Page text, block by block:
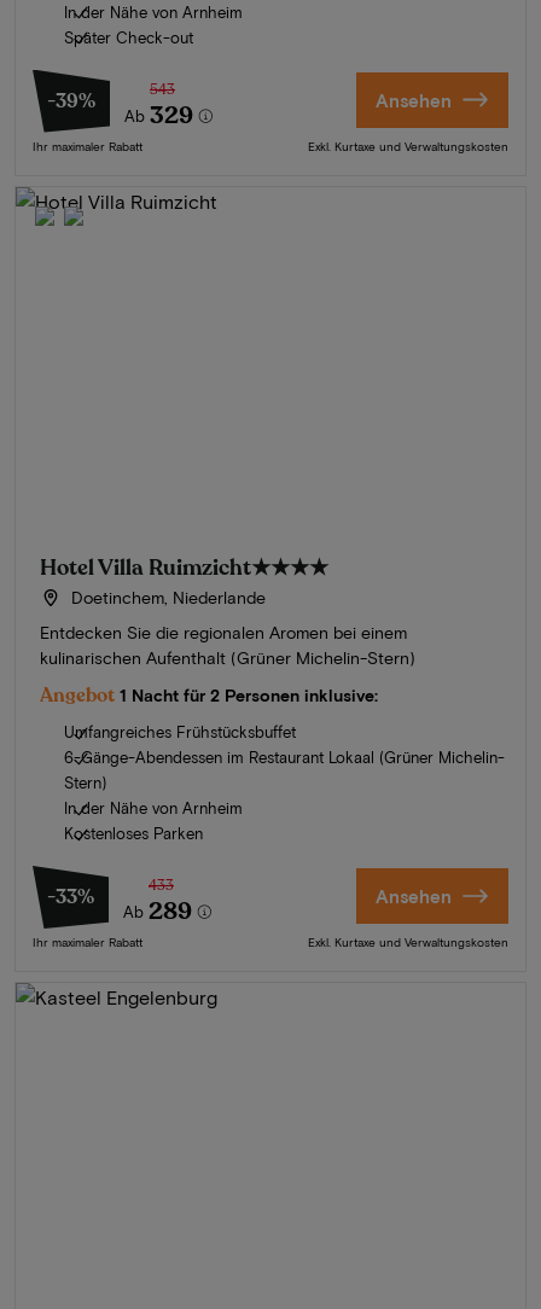
In der Nähe von Arnheim
Später Check-out
-39%
Ab
543
329
Ihr maximaler Rabatt
Ansehen
Exkl. Kurtaxe und Verwaltungskosten
Hotel Villa Ruimzicht★★★★
Doetinchem, Niederlande
Entdecken Sie die regionalen Aromen bei einem
kulinarischen Aufenthalt (Grüner Michelin-Stern)
Angebot 1 Nacht für 2 Personen inklusive:
Umfangreiches Frühstücksbuffet
6-Gänge-Abendessen im Restaurant Lokaal (Grüner Michelin-
Stern)
In der Nähe von Arnheim
Kostenloses Parken
-33%
Ab
433
289
Ihr maximaler Rabatt
Ansehen
Exkl. Kurtaxe und Verwaltungskosten